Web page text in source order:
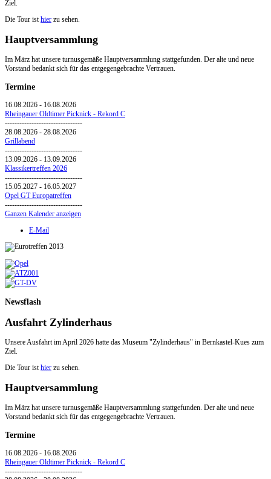
Ziel.
Die Tour isthier zu sehen.
Hauptversammlung
Im März hat unsere turnusgemäße Hauptversammlung stattgefunden. Der alte und neue
Vorstand bedankt sich für das entgegengebrachte Vertrauen.
Termine
16.08.2026 - 16.08.2026
Rheingauer Oldtimer Picknick - Rekord C
--------------------------------
28.08.2026 - 28.08.2026
Grillabend
--------------------------------
13.09.2026 - 13.09.2026
Klassikertreffen 2026
--------------------------------
15.05.2027 - 16.05.2027
Opel GT Europatreffen
--------------------------------
Ganzen Kalender anzeigen
E-Mail
Newsflash
Ausfahrt Zylinderhaus
Unsere Ausfahrt im April 2026 hatte das Museum "Zylinderhaus" in Bernkastel-Kues zum
Ziel.
Die Tour isthier zu sehen.
Hauptversammlung
Im März hat unsere turnusgemäße Hauptversammlung stattgefunden. Der alte und neue
Vorstand bedankt sich für das entgegengebrachte Vertrauen.
Termine
16.08.2026 - 16.08.2026
Rheingauer Oldtimer Picknick - Rekord C
--------------------------------